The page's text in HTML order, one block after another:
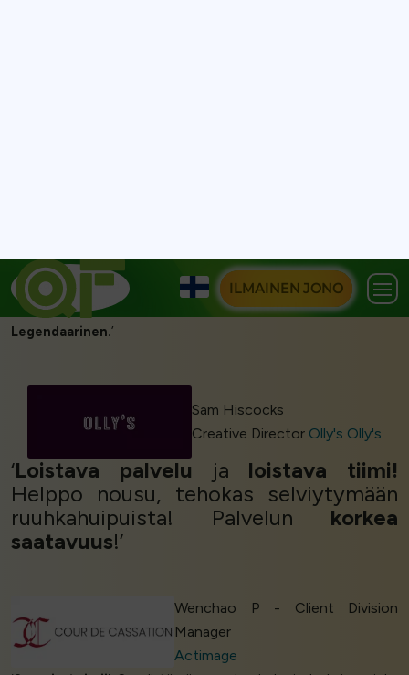
tämän toimimaanallepäivässä, ja setoimi täydellisesti.
Mahtavaa. Ihanaa tavaraa. Kultainen. Kiitos vielä kerran; tämä
merkitsee minulle todella paljon. Aionnukkua hyvintänä yönä.
Legendaarinen.’
Sam Hiscocks
Creative Director Olly's Olly's
‘Loistava palvelu ja loistava tiimi!
Helppo nousu, tehokas selviytymään
ruuhkahuipuista! Palvelun korkea
saatavuus!’
Wenchao P - Client Division
Manager
Actimage